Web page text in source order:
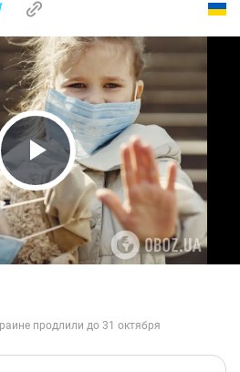
Play Video